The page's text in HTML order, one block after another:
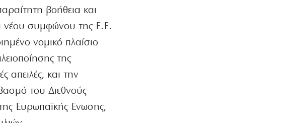
βοήθεια και
νέου συμφώνου της Ε.Ε.
νομικό πλαίσιο
της
απειλές, και την
του Διεθνούς
Ευρωπαϊκής Ενωσης,